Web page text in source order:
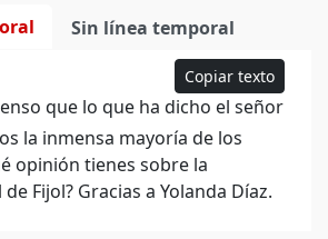
Sin línea temporal
Copiar texto
que lo que ha dicho el señor
la inmensa mayoría de los
opinión tienes sobre la
Fijol? Gracias a Yolanda Díaz.